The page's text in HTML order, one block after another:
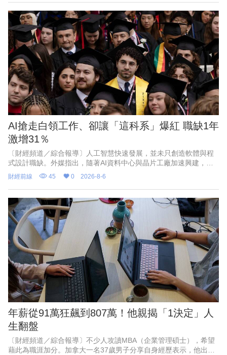
AI搶走白領工作、卻讓「這科系」爆紅 職缺1年
激增31％
〔財經頻道／綜合報導〕人工智慧快速發展，並未只創造軟體與程
式設計職缺。外媒指出，隨著AI資料中心與晶片工廠加速興建，能
打造實體基礎設施的工程人才，正成為美國企業積極爭搶的對象。
以目前職缺成長最快的3個
財經前線 45 0 2026-8-6
年薪從91萬狂飆到807萬！他親揭「1決定」人
生翻盤
〔財經頻道／綜合報導〕不少人攻讀MBA（企業管理碩士），希望
藉此為職涯加分。加拿大一名37歲男子分享自身經歷表示，他出身